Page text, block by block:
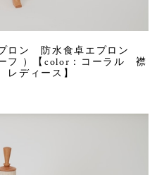
ロン 防水食卓エプロン
フ ）【color：コーラル 襟
ディース】